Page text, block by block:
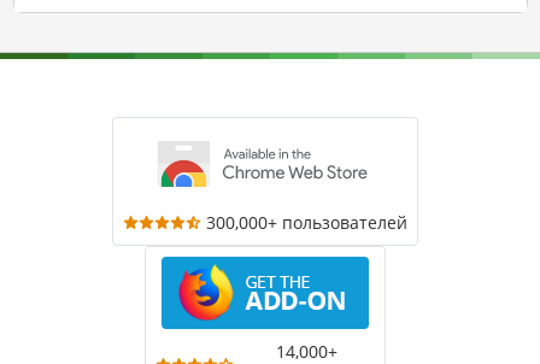
300,000+ пользователей
14,000+